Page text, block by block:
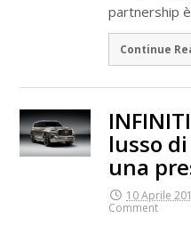
partnership
Continue
lusso
una
10 Aprile
Comment